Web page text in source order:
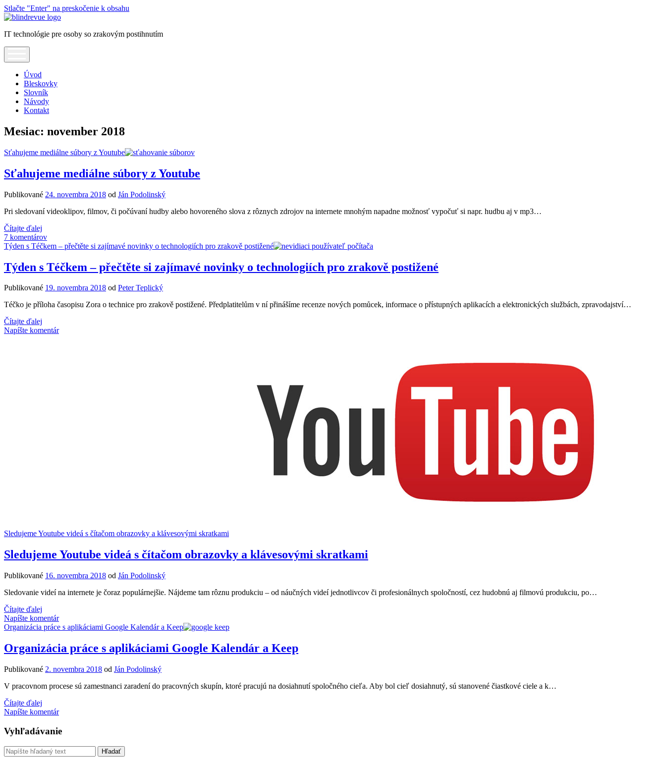
Stlačte "Enter" na preskočenie k obsahu
Blindrevue
IT technológie pre osoby so zrakovým postihnutím
Úvod
Bleskovky
Slovník
Návody
Kontakt
Mesiac: november 2018
Sťahujeme mediálne súbory z Youtube
Sťahujeme mediálne súbory z Youtube
Publikované 24. novembra 2018 od Ján Podolinský
Pri sledovaní videoklipov, filmov, či počúvaní hudby alebo hovoreného slova z rôznych zdrojov na internete mnohým napadne možnosť vypočuť si napr. hudbu aj v mp3…
Čítajte ďalej
mediálne
súbory
Youtube
7 komentárov
Týden s Téčkem – přečtěte si zajímavé novinky o technologiích pro zrakově postižené
Týden s Téčkem – přečtěte si zajímavé novinky o technologiích pro zrakově postižené
Publikované 19. novembra 2018 od Peter Teplický
Téčko je příloha časopisu Zora o technice pro zrakově postižené. Předplatitelům v ní přinášíme recenze nových pomůcek, informace o přístupných aplikacích a elektronických službách, zpravodajství…
Čítajte ďalej
s
Napíšte komentár
Sledujeme Youtube videá s čítačom obrazovky a klávesovými skratkami
Sledujeme Youtube videá s čítačom obrazovky a klávesovými skratkami
Publikované 16. novembra 2018 od Ján Podolinský
Sledovanie videí na internete je čoraz populárnejšie. Nájdeme tam rôznu produkciu – od náučných videí jednotlivcov či profesionálnych spoločností, cez hudobnú aj filmovú produkciu, po…
Čítajte ďalej
Youtube
videá
čítačom
obrazovky
klávesovými
Napíšte komentár
Organizácia práce s aplikáciami Google Kalendár a Keep
Organizácia práce s aplikáciami Google Kalendár a Keep
Publikované 2. novembra 2018 od Ján Podolinský
V pracovnom procese sú zamestnanci zaradení do pracovných skupín, ktoré pracujú na dosiahnutí spoločného cieľa. Aby bol cieľ dosiahnutý, sú stanovené čiastkové ciele a k…
Čítajte ďalej
práce
aplikáciami
Kalendár
a
Napíšte komentár
Sidebar
Vyhľadávanie
Vyhľadávanie